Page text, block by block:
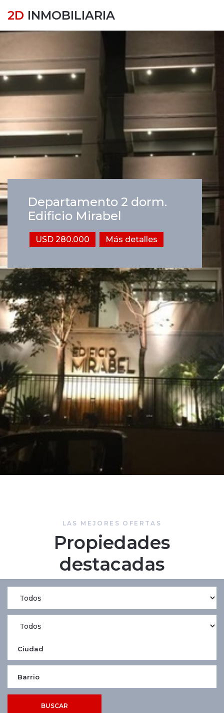
2D INMOBILIARIA
Departamento 2 dorm.
Edificio Mirabel
USD 280.000 Más detalles
LAS MEJORES OFERTAS
Propiedades
destacadas
BUSCAR